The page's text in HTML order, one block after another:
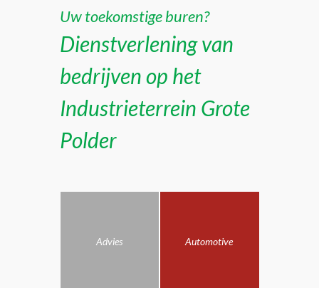
Uw toekomstige buren?
Dienstverlening van
bedrijven op het
Industrieterrein Grote
Polder
Advies Automotive